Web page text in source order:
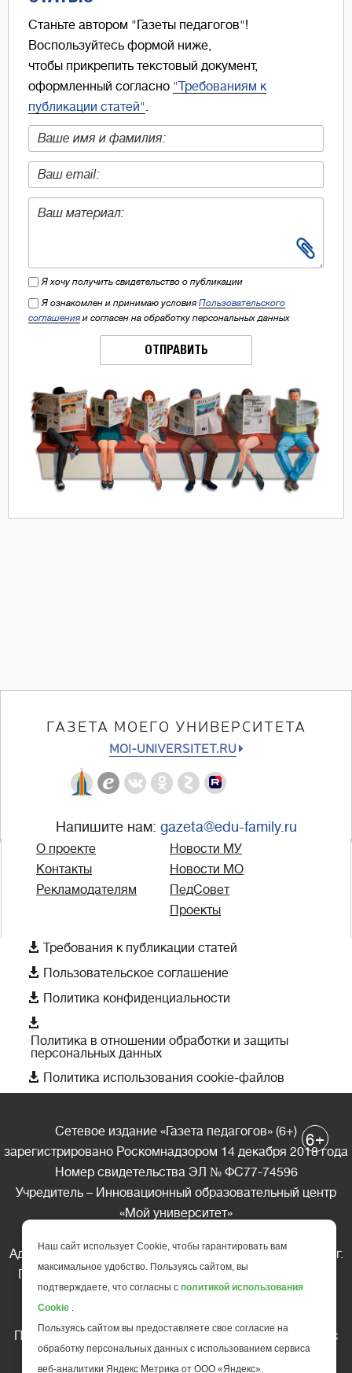
Станьте автором "Газеты педагогов"!
Воспользуйтесь формой ниже,
чтобы прикрепить текстовый документ,
оформленный согласно "Требованиям к
публикации статей"
Я хочу получить свидетельство о публикации
Я ознакомлен и принимаю условия Пользовательского
соглашения и согласен на обработку персональных данных
ОТПРАВИТЬ
ГАЗЕТА МОЕГО УНИВЕРСИТЕТА
MOI-UNIVERSITET.RU
Напишите нам: gazeta@edu-family.ru
О проекте
Контакты
Рекламодателям
Новости МУ
Новости МО
ПедСовет
Проекты
 Требования к публикации статей
 Пользовательское соглашение
 Политика конфиденциальности

Политика в отношении обработки и защиты
персональных данных
 Политика использования cookie-файлов
Сетевое издание «Газета педагогов» (6+)
зарегистрировано Роскомнадзором 14 декабря 2018 года
Номер свидетельства ЭЛ № ФС77-74596
Учредитель – Инновационный образовательный центр
«Мой университет»
Адрес редакции: 185035 Россия, Республика Карелия, г.
Петрозаводск, ул. Фридриха Энгельса д.10, офис 211
Телефон редакции: +7 (499) 685-10-45
Перепечатка материалов газеты допускается только c
письменного разрешения редакции
6+
Наш сайт использует Cookie, чтобы гарантировать вам
максимальное удобство. Пользуясь сайтом, вы
подтверждаете, что согласны с политикой использования
Cookie .
Пользуясь сайтом вы предоставляете свое согласие на
обработку персональных данных с использованием сервиса
веб-аналитики Яндекс Метрика от ООО «Яндекс».